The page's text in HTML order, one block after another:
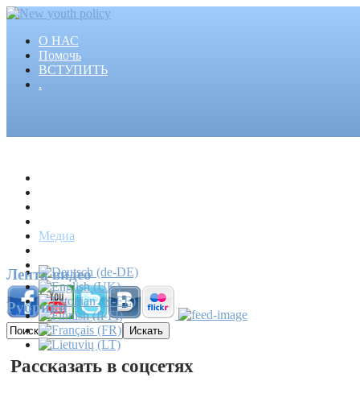
О НАС
Помочь
ВСТУПИТЬ
.
Медиа
Пресса
Лента видео
Рубрики
Рассказать в соцсетях